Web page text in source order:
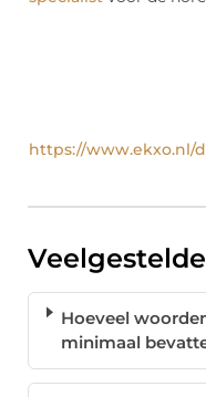
https://www.ekxo.nl/
Hoeveel
minimaal